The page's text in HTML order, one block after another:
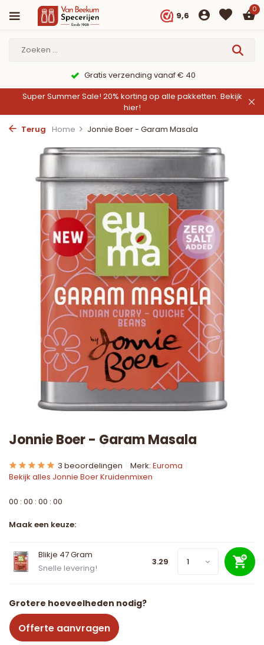
9,6
0
Gratis verzending vanaf € 40
Super Summer Sale! 20% korting op alle pakketten. Bekijk
hier!
Terug
Home Jonnie Boer - Garam Masala
Jonnie Boer - Garam Masala
3 beoordelingen Merk: Euroma
Bekijk alles Jonnie Boer Kruidenmixen
00 : 00 : 00 : 00
Maak een keuze:
Blikje 47 Gram
Snelle levering!
3.29
Grotere hoeveelheden nodig?
Offerte aanvragen